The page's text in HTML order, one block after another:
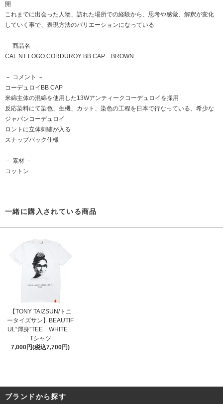
開
これまでに出会った人物、訪れた場所での経験から、思考や感覚、解釈が変化
していく事で、表現方法のバリエーションになっている
－ 商品名 －
CAL NT LOGO CORDUROY BB CAP BROWN
－ コメント －
コーデュロイBB CAP
米綿主体の混綿を使用した13Wアンティークコーデュロイを採用
反応染料にて染色、生機、カット、染色の工程を日本で行なっている、希少な
ジャパンコーデュロイ
ロントに立体刺繍が入る
スナップバック仕様
－ 素材 －
コットン
一緒に購入されている商品
【TONY TAIZSUN/トニ
ータイズサン】BEAUTIF
UL“渾身”TEE WHITE
Tシャツ
7,000円(税込7,700円)
ブランドから探す